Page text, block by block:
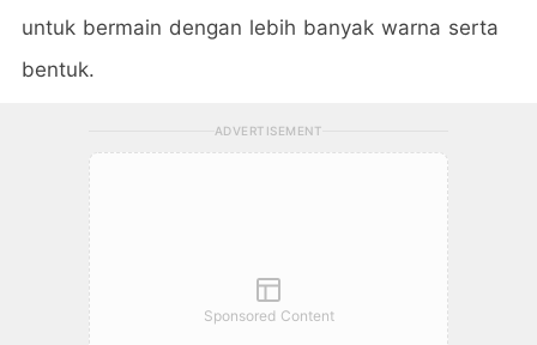
untuk bermain dengan lebih banyak warna serta
bentuk.
ADVERTISEMENT
Sponsored Content